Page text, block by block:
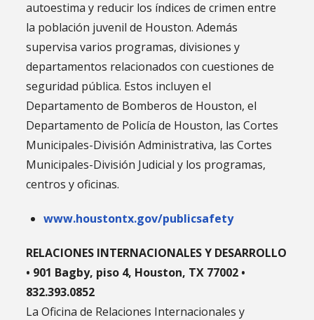
autoestima y reducir los índices de crimen entre
la población juvenil de Houston. Además
supervisa varios programas, divisiones y
departamentos relacionados con cuestiones de
seguridad pública. Estos incluyen el
Departamento de Bomberos de Houston, el
Departamento de Policía de Houston, las Cortes
Municipales-División Administrativa, las Cortes
Municipales-División Judicial y los programas,
centros y oficinas.
www.houstontx.gov/publicsafety
RELACIONES INTERNACIONALES Y DESARROLLO
• 901 Bagby, piso 4, Houston, TX 77002 •
832.393.0852
La Oficina de Relaciones Internacionales y